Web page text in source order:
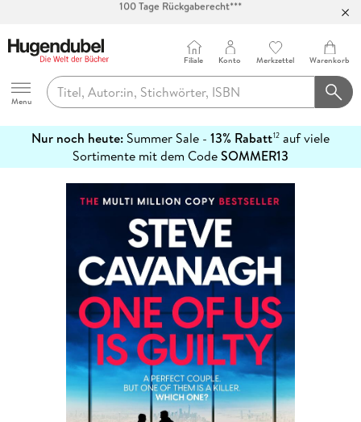
Abholung in über 100 Filialen
Hugendubel
Menu
Filiale Konto Merkzettel Warenkorb
Nur noch heute: Summer Sale - 13% Rabatt12 auf viele
Sortimente mit dem CodeSOMMER13
erfahren